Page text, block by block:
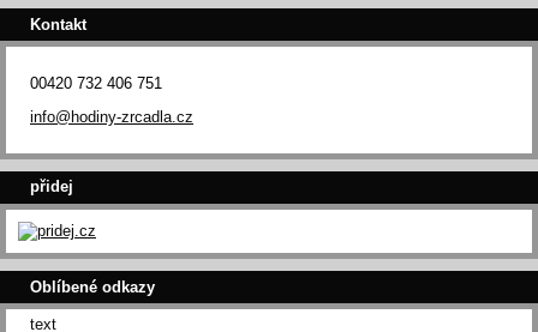
Kontakt
00420 732 406 751
info@hodiny-zrcadla.cz
přidej
Oblíbené odkazy
text